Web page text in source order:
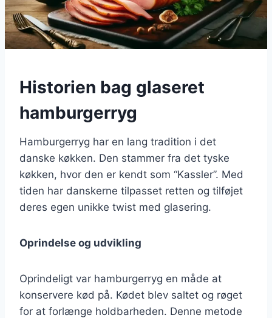
Historien bag glaseret
hamburgerryg
Hamburgerryg har en lang tradition i det
danske køkken. Den stammer fra det tyske
køkken, hvor den er kendt som “Kassler”. Med
tiden har danskerne tilpasset retten og tilføjet
deres egen unikke twist med glasering.
Oprindelse og udvikling
Oprindeligt var hamburgerryg en måde at
konservere kød på. Kødet blev saltet og røget
for at forlænge holdbarheden. Denne metode